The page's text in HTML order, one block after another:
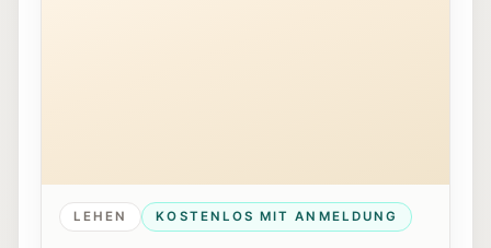
LEHEN KOSTENLOS MIT ANMELDUNG